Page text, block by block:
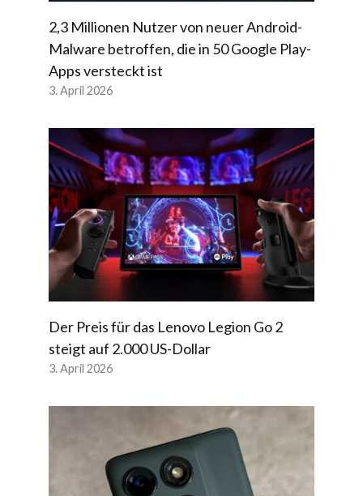
2,3 Millionen Nutzer von neuer Android-
Malware betroffen, die in 50 Google Play-
Apps versteckt ist
3. April 2026
Der Preis für das Lenovo Legion Go 2
steigt auf 2.000 US-Dollar
3. April 2026